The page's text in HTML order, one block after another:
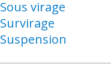
Sous virage
Survirage
Suspension